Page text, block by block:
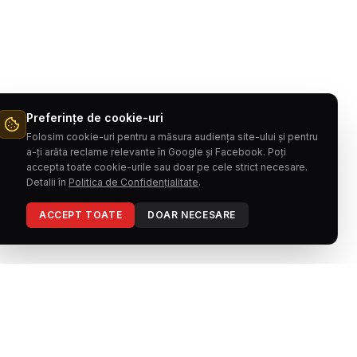
Preferințe de cookie-uri
Folosim cookie-uri pentru a măsura audiența site-ului și pentru
a-ți arăta reclame relevante în Google și Facebook. Poți
accepta toate cookie-urile sau doar pe cele strict necesare.
Detalii în Politica de Confidențialitate.
ACCEPT TOATE DOAR NECESARE